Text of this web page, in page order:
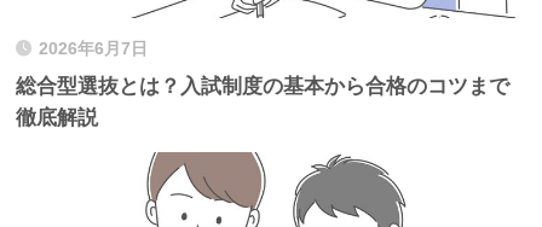
2026年6月7日
総合型選抜とは？入試制度の基本から合格のコツまで
徹底解説